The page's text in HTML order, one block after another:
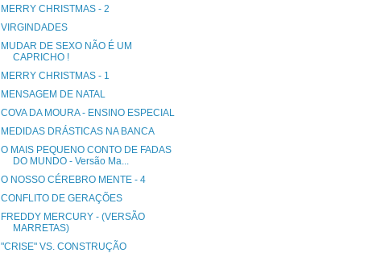
MERRY CHRISTMAS - 2
VIRGINDADES
MUDAR DE SEXO NÃO É UM
CAPRICHO !
MERRY CHRISTMAS - 1
MENSAGEM DE NATAL
COVA DA MOURA - ENSINO ESPECIAL
MEDIDAS DRÁSTICAS NA BANCA
O MAIS PEQUENO CONTO DE FADAS
DO MUNDO - Versão Ma...
O NOSSO CÉREBRO MENTE - 4
CONFLITO DE GERAÇÕES
FREDDY MERCURY - (VERSÃO
MARRETAS)
"CRISE" VS. CONSTRUÇÃO